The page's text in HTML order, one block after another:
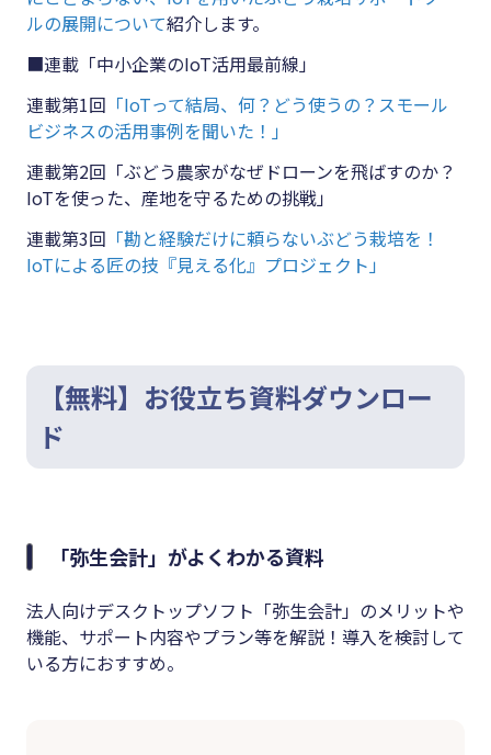
ルの展開について紹介します。
■連載「中小企業のIoT活用最前線」
連載第1回 「IoTって結局、何？どう使うの？スモール
ビジネスの活用事例を聞いた！」
連載第2回「ぶどう農家がなぜドローンを飛ばすのか？
IoTを使った、産地を守るための挑戦」
連載第3回 「勘と経験だけに頼らないぶどう栽培を！
IoTによる匠の技『見える化』プロジェクト」
【無料】お役立ち資料ダウンロー
ド
「弥生会計」がよくわかる資料
法人向けデスクトップソフト「弥生会計」のメリットや
機能、サポート内容やプラン等を解説！導入を検討して
いる方におすすめ。